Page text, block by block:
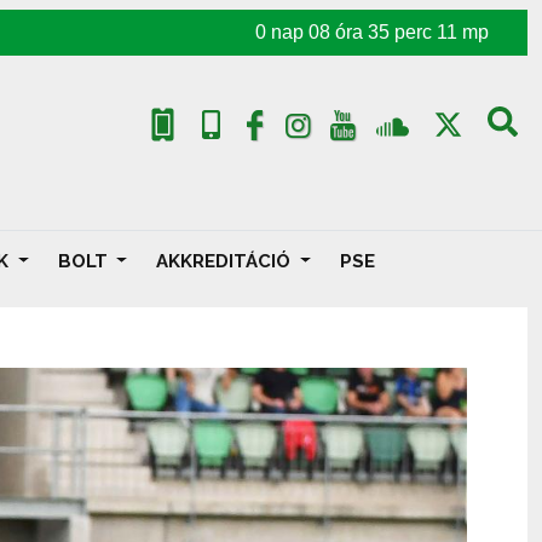
0nap08óra 35 perc09 mp
BOLT AKKREDITÁCIÓ PSE